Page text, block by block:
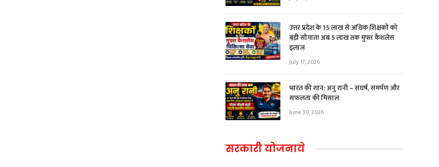
उत्तर प्रदेश के 15 लाख से अधिक शिक्षकों को
बड़ी सौगात! अब ₹5 लाख तक मुफ्त कैशलेस
इलाज
July 17, 2026
भारत की शान: अनु रानी – संघर्ष, समर्पण और
सफलता की मिसाल
June 30, 2026
सरकारी योजनाये